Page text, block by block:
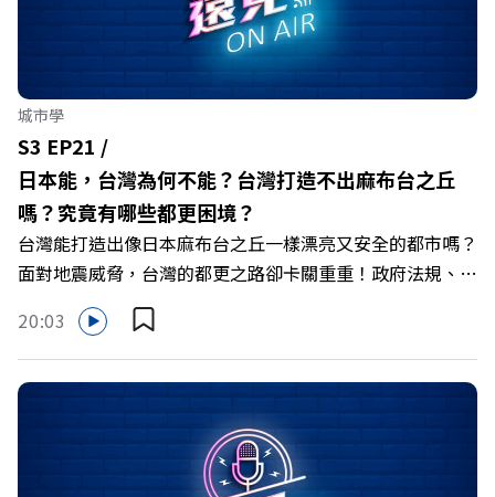
事結合觀光，提供多項旅遊路線及優惠！ 🔺 世壯運主題曲
《敬夢想》強調夢想，展現熱情活力！ 主持人／遠見雜誌
整合傳播部總經理葉陶聖 與談人／雙北世壯運辦公室主任
張勝傑 +++++ 旅行，是人生中場的解藥！ 下一場旅行這
樣做可以更精采 👉https://gvmkt.pse.is/6h8kn9 +++++
關注《遠見》更多的社群： LINE：
https://reurl.cc/A4ELQp IG：https://bit.ly/3AjBWNV
YT：https://bit.ly/38jNi9k FB：http://bit.ly/2mtgGoE
Powered by Firstory Hosting
城市學
S3 EP21 /
日本能，台灣為何不能？台灣打造不出麻布台之丘
嗎？究竟有哪些都更困境？
台灣能打造出像日本麻布台之丘一樣漂亮又安全的都市嗎？
面對地震威脅，台灣的都更之路卻卡關重重！政府法規、開
發商利益、民眾觀念，每一方都扮演著關鍵角色。 本集
【遠見ON AIR】，邀請遠見雜誌記者陳品融，帶你直擊日
本都市更新成功案例，剖析台灣都更的困境與挑戰。 🔺麻
布台之丘證明政府、開發商和民眾三方共創的重要性 🔺台
灣都更仍停留「一坪換一坪」觀念，缺乏對城市整體利益考
量 🔺台灣面臨地震威脅都更刻不容緩，但現行法規限制
多，都更難以推動 🔺危老條例雖有亮眼成績，卻可能造成
20:03